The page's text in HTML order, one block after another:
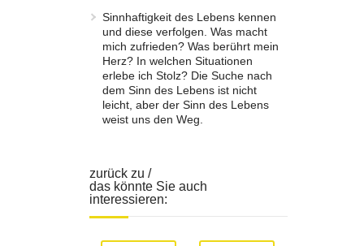
Sinnhaftigkeit des Lebens kennen
und diese verfolgen. Was macht
mich zufrieden? Was berührt mein
Herz? In welchen Situationen
erlebe ich Stolz? Die Suche nach
dem Sinn des Lebens ist nicht
leicht, aber der Sinn des Lebens
weist uns den Weg.
zurück zu /
das könnte Sie auch
interessieren: